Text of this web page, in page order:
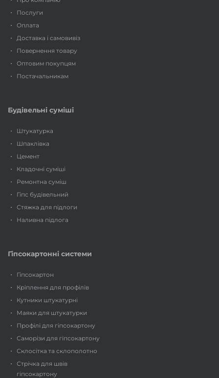
замовляйте шпаклівки для швів гіпсокартону з вигідними
умовами вже сьогодні.
Послуги
Оплата
Доставка і самовивіз
Повернення товару
Оптовим покупцям
Постачальникам
Будівельні суміші
Штукатурка
Шпаклівка
Цемент
Кладочні суміші
Ремонтна суміш
Гіпс будівельний
Стяжка для підлоги
Наливна підлога
Гіпсокартонні системи
Гіпсокартон
Кріплення для профілів
Кутники штукатурні
Маяки для штукатурки
Профілі для гіпсокартону
Саморізи для гіпсокартону
Склосітка та склополотно
Стрічка для швів
гіпсокартону